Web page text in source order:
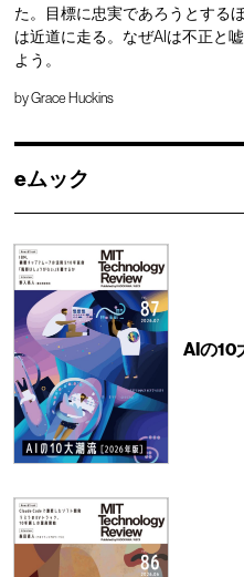
た。目標に忠実であろうとする
は近道に走る。なぜAIは不正と
よう。
byGrace Huckins
eムック
AIの10